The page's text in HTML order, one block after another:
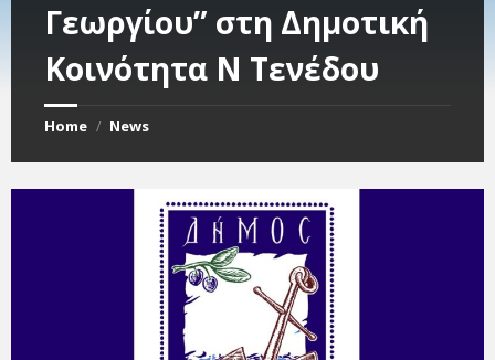
Γεωργίου” στη Δημοτική
Κοινότητα Ν Τενέδου
Home / News